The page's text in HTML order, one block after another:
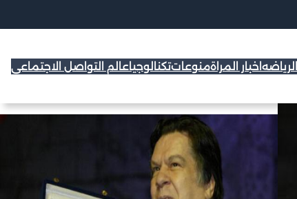
الرياضه اخبار المراةمنوعاتتكنالوجياعالم التواصل الاجتماعي